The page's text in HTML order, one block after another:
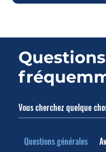
Questions
Questions générales